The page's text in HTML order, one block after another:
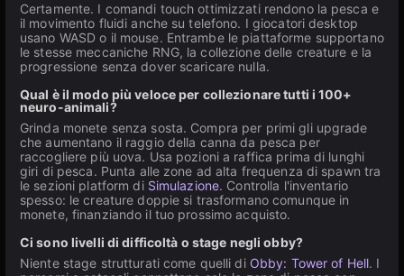
Certamente. I comandi touch ottimizzati rendono la pesca e
il movimento fluidi anche su telefono. I giocatori desktop
usano WASD o il mouse. Entrambe le piattaforme supportano
le stesse meccaniche RNG, la collezione delle creature e la
progressione senza dover scaricare nulla.
Qual è il modo più veloce per collezionare tutti i 100+
neuro-animali?
Grinda monete senza sosta. Compra per primi gli upgrade
che aumentano il raggio della canna da pesca per
raccogliere più uova. Usa pozioni a raffica prima di lunghi
giri di pesca. Punta alle zone ad alta frequenza di spawn tra
le sezioni platform di Simulazione. Controlla l'inventario
spesso: le creature doppie si trasformano comunque in
monete, finanziando il tuo prossimo acquisto.
Ci sono livelli di difficoltà o stage negli obby?
Niente stage strutturati come quelli di Obby: Tower of Hell. I